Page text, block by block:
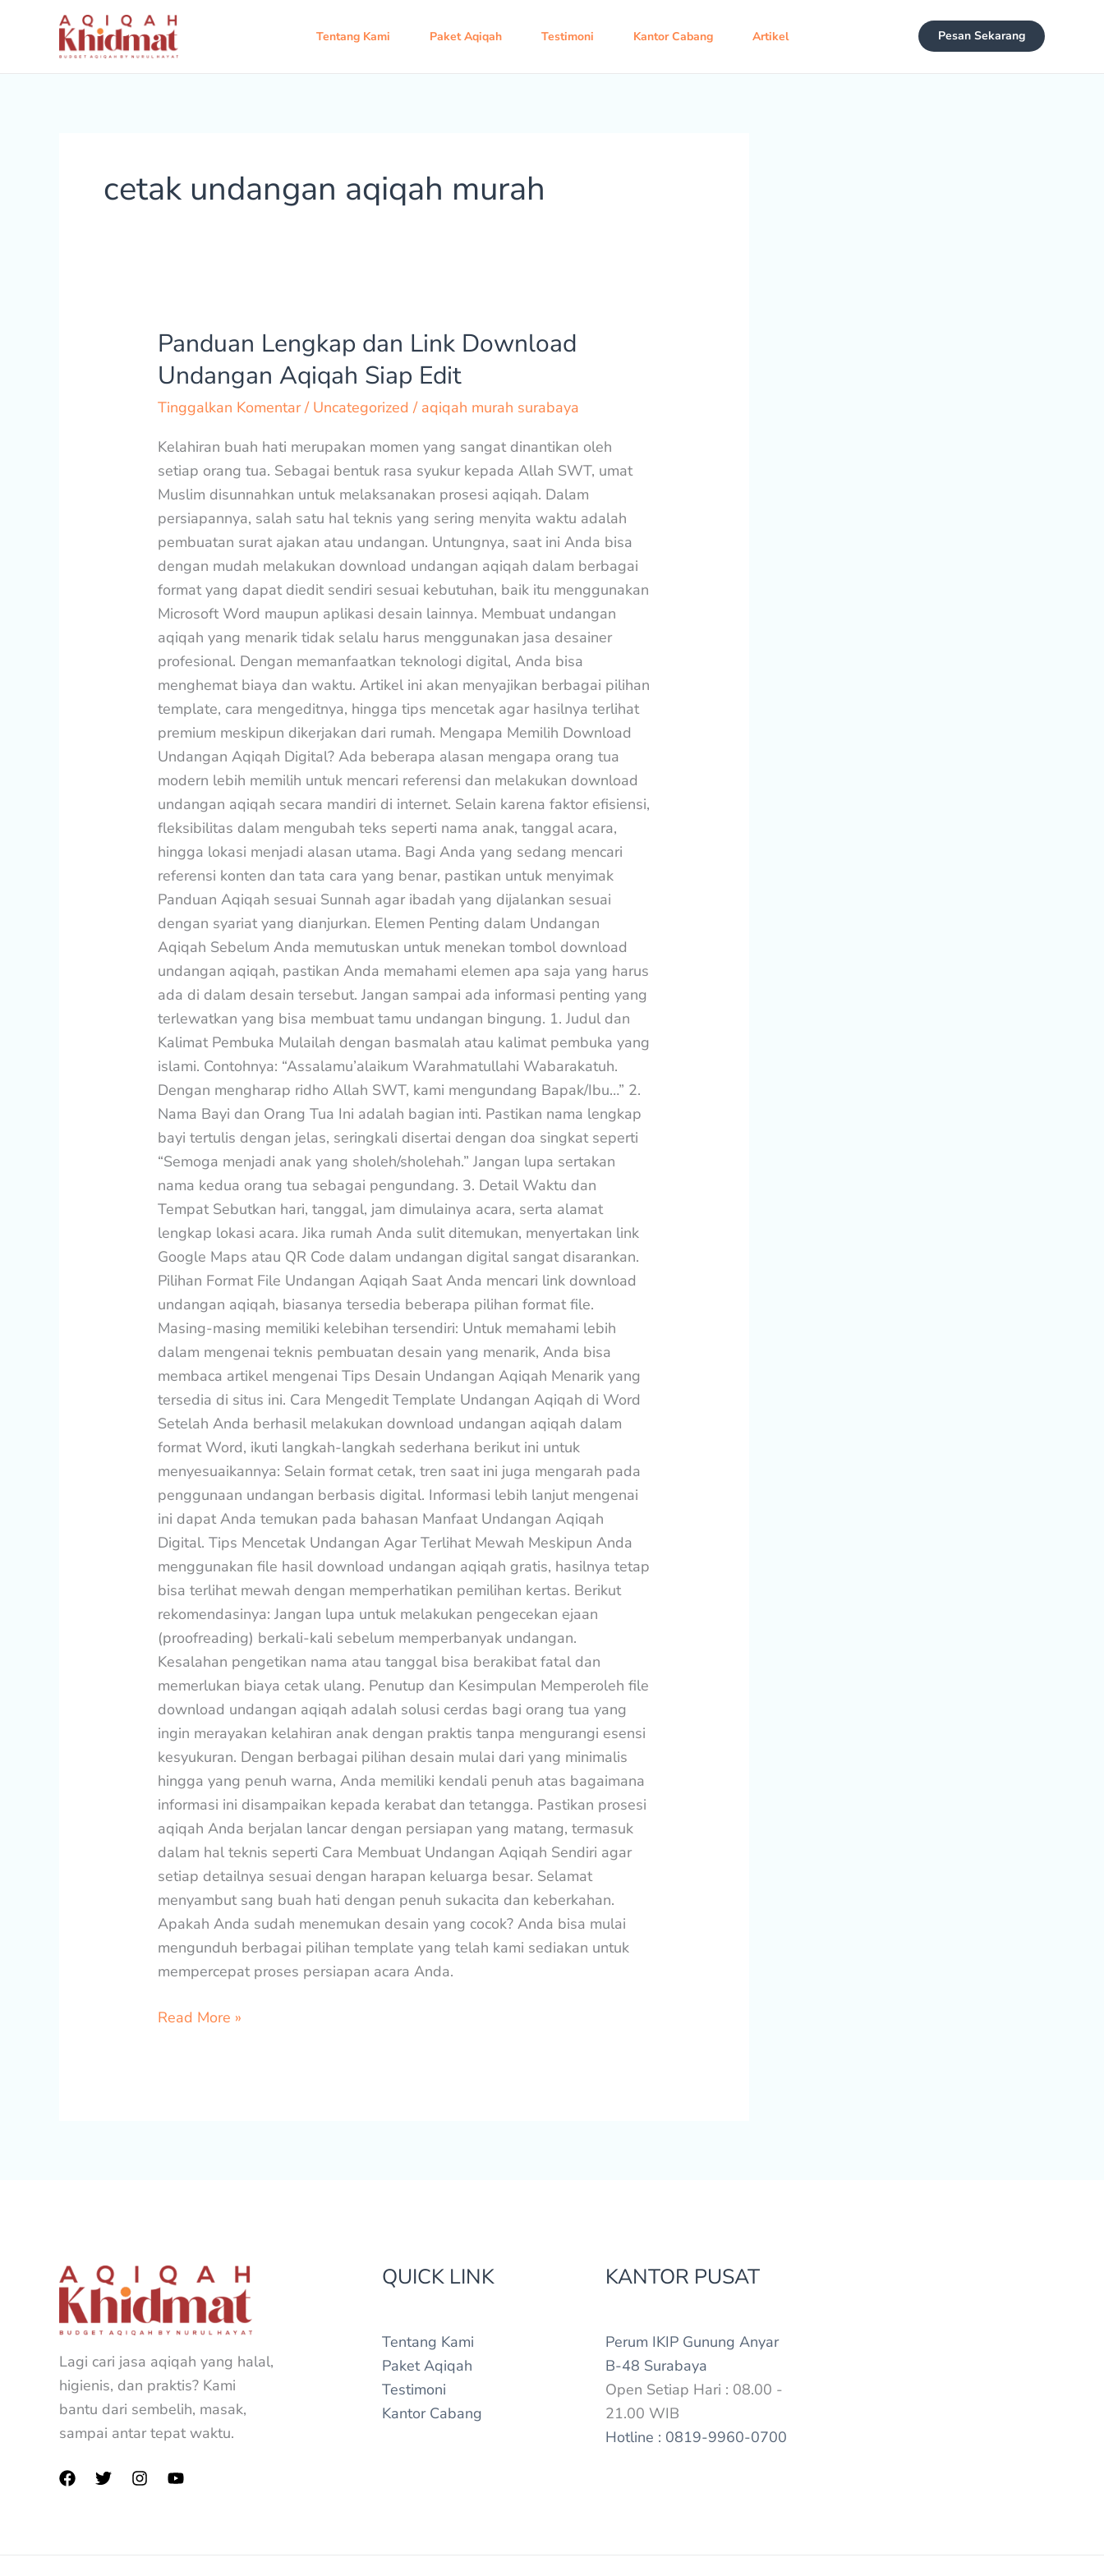
Tentang Kami Paket Aqiqah Testimoni Kantor Cabang Artikel Pesan Sekarang
cetak undangan aqiqah murah
Panduan Lengkap dan Link Download
Undangan Aqiqah Siap Edit
Tinggalkan Komentar / Uncategorized / aqiqah murah surabaya
Kelahiran buah hati merupakan momen yang sangat dinantikan oleh
setiap orang tua. Sebagai bentuk rasa syukur kepada Allah SWT, umat
Muslim disunnahkan untuk melaksanakan prosesi aqiqah. Dalam
persiapannya, salah satu hal teknis yang sering menyita waktu adalah
pembuatan surat ajakan atau undangan. Untungnya, saat ini Anda bisa
dengan mudah melakukan download undangan aqiqah dalam berbagai
format yang dapat diedit sendiri sesuai kebutuhan, baik itu menggunakan
Microsoft Word maupun aplikasi desain lainnya. Membuat undangan
aqiqah yang menarik tidak selalu harus menggunakan jasa desainer
profesional. Dengan memanfaatkan teknologi digital, Anda bisa
menghemat biaya dan waktu. Artikel ini akan menyajikan berbagai pilihan
template, cara mengeditnya, hingga tips mencetak agar hasilnya terlihat
premium meskipun dikerjakan dari rumah. Mengapa Memilih Download
Undangan Aqiqah Digital? Ada beberapa alasan mengapa orang tua
modern lebih memilih untuk mencari referensi dan melakukan download
undangan aqiqah secara mandiri di internet. Selain karena faktor efisiensi,
fleksibilitas dalam mengubah teks seperti nama anak, tanggal acara,
hingga lokasi menjadi alasan utama. Bagi Anda yang sedang mencari
referensi konten dan tata cara yang benar, pastikan untuk menyimak
Panduan Aqiqah sesuai Sunnah agar ibadah yang dijalankan sesuai
dengan syariat yang dianjurkan. Elemen Penting dalam Undangan
Aqiqah Sebelum Anda memutuskan untuk menekan tombol download
undangan aqiqah, pastikan Anda memahami elemen apa saja yang harus
ada di dalam desain tersebut. Jangan sampai ada informasi penting yang
terlewatkan yang bisa membuat tamu undangan bingung. 1. Judul dan
Kalimat Pembuka Mulailah dengan basmalah atau kalimat pembuka yang
islami. Contohnya: “Assalamu’alaikum Warahmatullahi Wabarakatuh.
Dengan mengharap ridho Allah SWT, kami mengundang Bapak/Ibu…” 2.
Nama Bayi dan Orang Tua Ini adalah bagian inti. Pastikan nama lengkap
bayi tertulis dengan jelas, seringkali disertai dengan doa singkat seperti
“Semoga menjadi anak yang sholeh/sholehah.” Jangan lupa sertakan
nama kedua orang tua sebagai pengundang. 3. Detail Waktu dan
Tempat Sebutkan hari, tanggal, jam dimulainya acara, serta alamat
lengkap lokasi acara. Jika rumah Anda sulit ditemukan, menyertakan link
Google Maps atau QR Code dalam undangan digital sangat disarankan.
Pilihan Format File Undangan Aqiqah Saat Anda mencari link download
undangan aqiqah, biasanya tersedia beberapa pilihan format file.
Masing-masing memiliki kelebihan tersendiri: Untuk memahami lebih
dalam mengenai teknis pembuatan desain yang menarik, Anda bisa
membaca artikel mengenai Tips Desain Undangan Aqiqah Menarik yang
tersedia di situs ini. Cara Mengedit Template Undangan Aqiqah di Word
Setelah Anda berhasil melakukan download undangan aqiqah dalam
format Word, ikuti langkah-langkah sederhana berikut ini untuk
menyesuaikannya: Selain format cetak, tren saat ini juga mengarah pada
penggunaan undangan berbasis digital. Informasi lebih lanjut mengenai
ini dapat Anda temukan pada bahasan Manfaat Undangan Aqiqah
Digital. Tips Mencetak Undangan Agar Terlihat Mewah Meskipun Anda
menggunakan file hasil download undangan aqiqah gratis, hasilnya tetap
bisa terlihat mewah dengan memperhatikan pemilihan kertas. Berikut
rekomendasinya: Jangan lupa untuk melakukan pengecekan ejaan
(proofreading) berkali-kali sebelum memperbanyak undangan.
Kesalahan pengetikan nama atau tanggal bisa berakibat fatal dan
memerlukan biaya cetak ulang. Penutup dan Kesimpulan Memperoleh file
download undangan aqiqah adalah solusi cerdas bagi orang tua yang
ingin merayakan kelahiran anak dengan praktis tanpa mengurangi esensi
kesyukuran. Dengan berbagai pilihan desain mulai dari yang minimalis
hingga yang penuh warna, Anda memiliki kendali penuh atas bagaimana
informasi ini disampaikan kepada kerabat dan tetangga. Pastikan prosesi
aqiqah Anda berjalan lancar dengan persiapan yang matang, termasuk
dalam hal teknis seperti Cara Membuat Undangan Aqiqah Sendiri agar
setiap detailnya sesuai dengan harapan keluarga besar. Selamat
menyambut sang buah hati dengan penuh sukacita dan keberkahan.
Apakah Anda sudah menemukan desain yang cocok? Anda bisa mulai
mengunduh berbagai pilihan template yang telah kami sediakan untuk
mempercepat proses persiapan acara Anda.
Panduan
Lengkap
dan
Link
Undangan
Aqiqah
Siap
Edit
Read More »
Lagi cari jasa aqiqah yang halal,
higienis, dan praktis? Kami
bantu dari sembelih, masak,
sampai antar tepat waktu.
QUICK LINK
Tentang Kami
Paket Aqiqah
Testimoni
Kantor Cabang
KANTOR PUSAT
Perum IKIP Gunung Anyar
B-48 Surabaya
Open Setiap Hari : 08.00 -
21.00 WIB
Hotline : 0819-9960-0700